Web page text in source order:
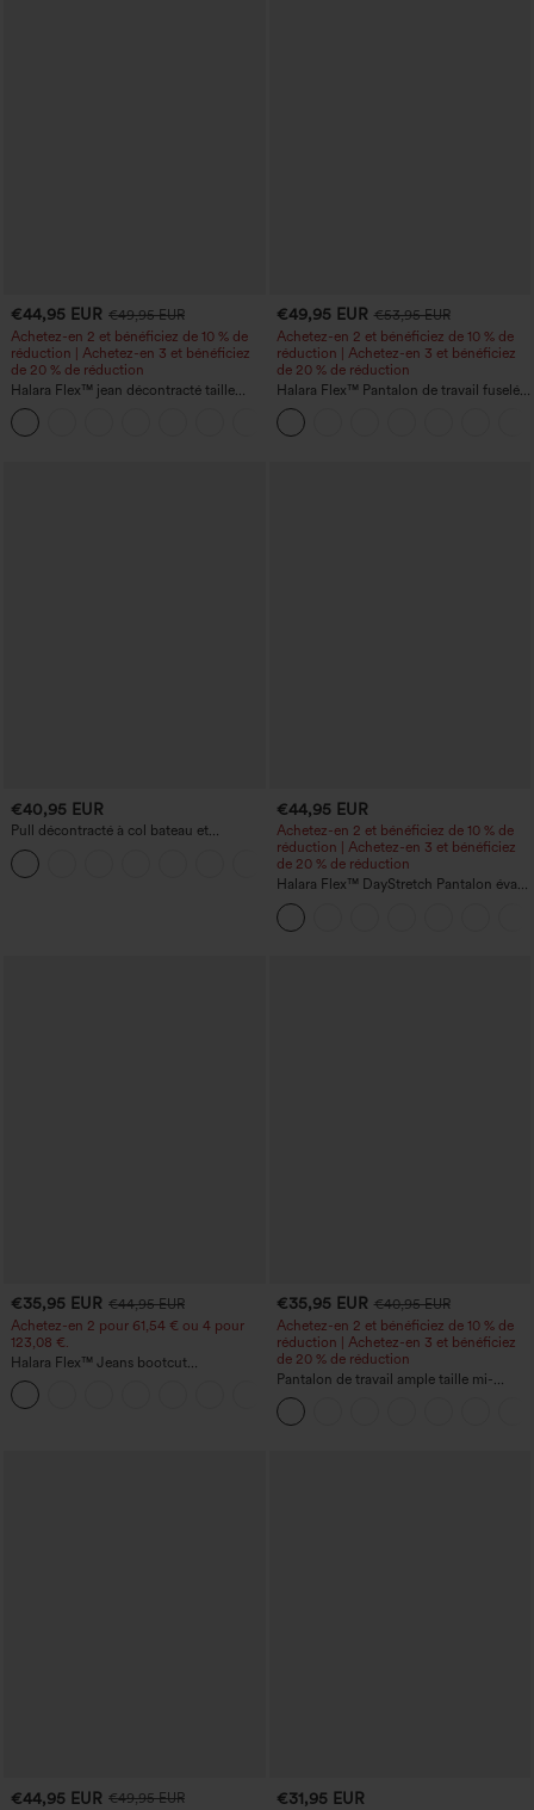
€44,95 EUR €49,95 EUR
Achetez-en 2 et bénéficiez de 10 % de
réduction | Achetez-en 3 et bénéficiez
de 20 % de réduction
Halara Flex™ jean décontracté taille
haute, large, avec poches, ourlet
retroussé et effet délavé
€49,95 EUR €53,95 EUR
Achetez-en 2 et bénéficiez de 10 % de
réduction | Achetez-en 3 et bénéficiez
de 20 % de réduction
Halara Flex™ Pantalon de travail fuselé,
uni, taille haute, avec poches
€40,95 EUR
Pull décontracté à col bateau et
manches chauve-souris
+1
€44,95 EUR
Achetez-en 2 et bénéficiez de 10 % de
réduction | Achetez-en 3 et bénéficiez
de 20 % de réduction
Halara Flex™ DayStretch Pantalon évasé
taille haute à poches pour le travail
€35,95 EUR €44,95 EUR
Achetez-en 2 pour 61,54 € ou 4 pour
123,08 €.
Halara Flex™ Jeans bootcut
décontractés taille haute, effet délavé,
avec poches
€35,95 EUR €40,95 EUR
Achetez-en 2 et bénéficiez de 10 % de
réduction | Achetez-en 3 et bénéficiez
de 20 % de réduction
Pantalon de travail ample taille mi-
haute, coupe « barrel » (jambe en forme
de tonneau) avec poches
€44,95 EUR €49,95 EUR
€31,95 EUR